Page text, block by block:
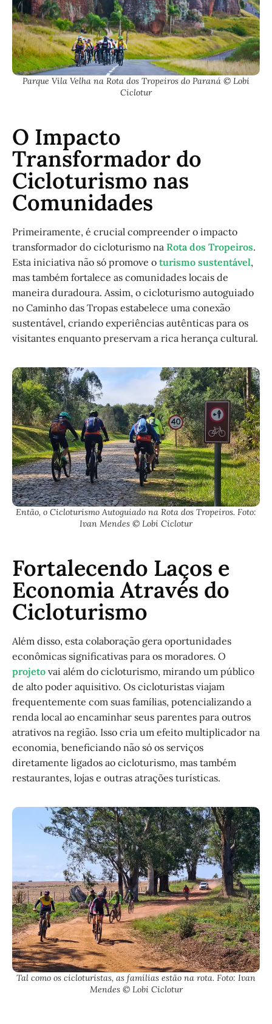
Parque Vila Velha na Rota dos Tropeiros do Paraná © Lobi
Ciclotur
O Impacto
Transformador do
Cicloturismo nas
Comunidades
Primeiramente, é crucial compreender o impacto
transformador do cicloturismo na Rota dos Tropeiros.
Esta iniciativa não só promove o turismo sustentável,
mas também fortalece as comunidades locais de
maneira duradoura. Assim, o cicloturismo autoguiado
no Caminho das Tropas estabelece uma conexão
sustentável, criando experiências autênticas para os
visitantes enquanto preservam a rica herança cultural.
Então, o Cicloturismo Autoguiado na Rota dos Tropeiros. Foto:
Ivan Mendes © Lobi Ciclotur
Fortalecendo Laços e
Economia Através do
Cicloturismo
Além disso, esta colaboração gera oportunidades
econômicas significativas para os moradores. O
projeto vai além do cicloturismo, mirando um público
de alto poder aquisitivo. Os cicloturistas viajam
frequentemente com suas famílias, potencializando a
renda local ao encaminhar seus parentes para outros
atrativos na região. Isso cria um efeito multiplicador na
economia, beneficiando não só os serviços
diretamente ligados ao cicloturismo, mas também
restaurantes, lojas e outras atrações turísticas.
Tal como os cicloturistas, as famílias estão na rota. Foto: Ivan
Mendes © Lobi Ciclotur